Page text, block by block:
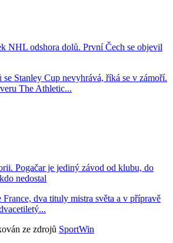
NHL odshora dolů. První Čech se objevil
Stanley Cup nevyhrává, říká se v zámoří.
The Athletic...
Pogačar je jediný závod od klubu, do
nedostal
France, dva tituly mistra světa a v přípravě
ze zdrojů SportWin